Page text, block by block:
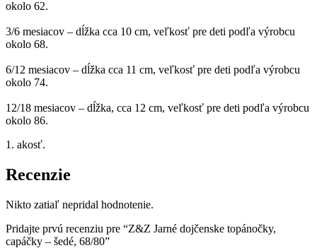
okolo 62.
3/6 mesiacov – dĺžka cca 10 cm, veľkosť pre deti podľa výrobcu
okolo 68.
6/12 mesiacov – dĺžka cca 11 cm, veľkosť pre deti podľa výrobcu
okolo 74.
12/18 mesiacov – dĺžka, cca 12 cm, veľkosť pre deti podľa výrobcu
okolo 86.
1. akosť.
Recenzie
Nikto zatiaľ nepridal hodnotenie.
Pridajte prvú recenziu pre “Z&Z Jarné dojčenske topánočky,
capáčky – šedé, 68/80”